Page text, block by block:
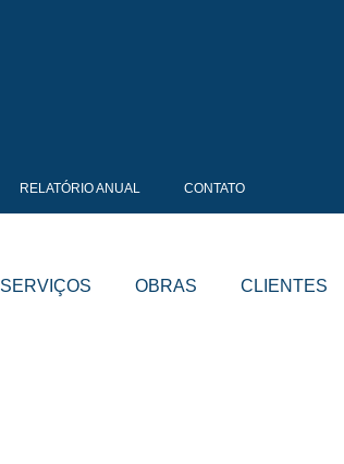
RELATÓRIO ANUAL CONTATO
SERVIÇOS OBRAS CLIENTES